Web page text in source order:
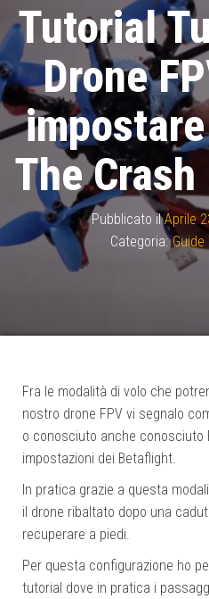
Tutorial
Drone
The
Pubblicato ilAprile
Categoria: Guide
Fra le modalità di volo che
nostro drone FPV vi segnalo
o conosciuto anche conosciuto
impostazioni dei Betaflight.
In pratica grazie a questa
il drone ribaltato dopo una
recuperare a piedi.
Per questa configurazione ho
tutorial dove in pratica i